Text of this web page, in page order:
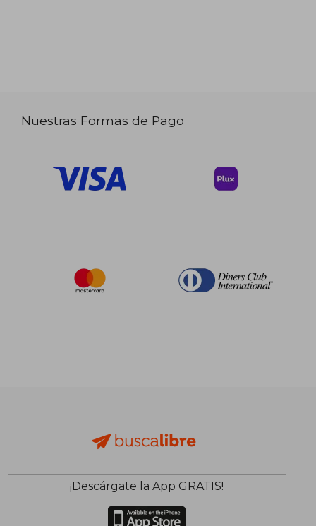
Nuestras Formas de Pago
¡Descárgate la App GRATIS!